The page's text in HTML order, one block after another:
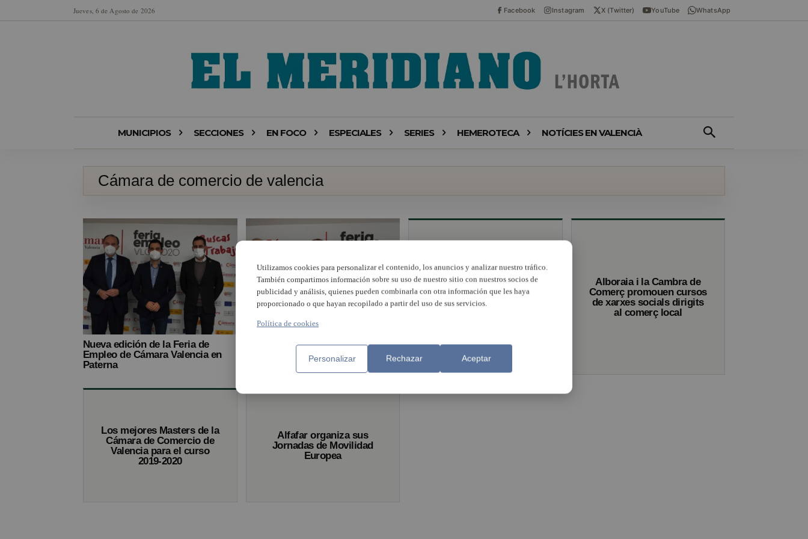
Jueves, 6 de Agosto de 2026 Facebook Instagram X (Twitter) YouTube WhatsApp
MUNICIPIOS SECCIONES EN FOCO ESPECIALES SERIES HEMEROTECA NOTÍCIES EN VALENCIÀ
Cámara de comercio de valencia
Nueva edición de la Feria de
Empleo de Cámara Valencia en
Paterna
Paterna acoge la Feria Empleo
2020 para fomentar la ocupación
de las personas desempleadas
El Alcalde de Paterna y el
Presidente de Cámara
Valencia firman un
convenio de colaboración
Alboraia i la Cambra de
Comerç promouen cursos
de xarxes socials dirigits
al comerç local
Los mejores Masters de la
Cámara de Comercio de
Valencia para el curso
2019-2020
Alfafar organiza sus
Jornadas de Movilidad
Europea
Utilizamos cookies para personalizar el contenido, los anuncios y analizar nuestro tráfico.
También compartimos información sobre su uso de nuestro sitio con nuestros socios de
publicidad y análisis, quienes pueden combinarla con otra información que les haya
proporcionado o que hayan recopilado a partir del uso de sus servicios.
Política de cookies
Personalizar Rechazar Aceptar